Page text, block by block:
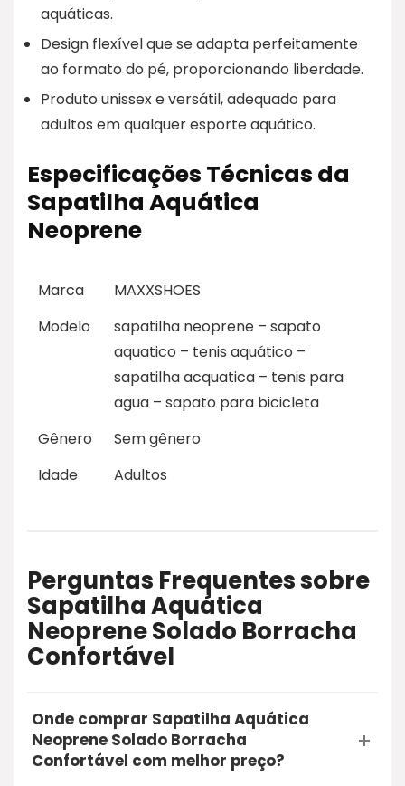
aquáticas.
Design flexível que se adapta perfeitamente
ao formato do pé, proporcionando liberdade.
Produto unissex e versátil, adequado para
adultos em qualquer esporte aquático.
Especificações Técnicas da
Sapatilha Aquática
Neoprene
Marca
MAXXSHOES
Modelo
sapatilha neoprene – sapato
aquatico – tenis aquático –
sapatilha acquatica – tenis para
agua – sapato para bicicleta
Gênero
Sem gênero
Idade
Adultos
Perguntas Frequentes sobre
Sapatilha Aquática
Neoprene Solado Borracha
Confortável
Onde comprar Sapatilha Aquática
Neoprene Solado Borracha
Confortável com melhor preço?